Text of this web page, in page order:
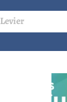
Levier